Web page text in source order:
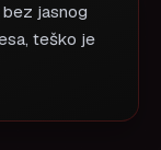
jasnog
teško je